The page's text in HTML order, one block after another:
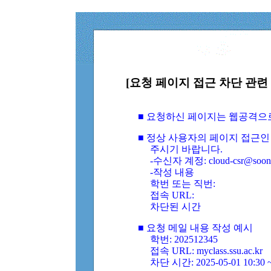
[요청 페이지 접근 차단 관
■ 요청하신 페이지는 웹공격
■ 정상 사용자의 페이지 접근
주시기 바랍니다.
-수신자 계정: cloud-
-작성 내용
학번 또는 직번:
접속 URL:
차단된 시간
■ 요청 메일 내용 작성 예시
학번: 202512345
접속 URL: myclass.ssu.ac.kr
차단 시간: 2025-05-01 10:30